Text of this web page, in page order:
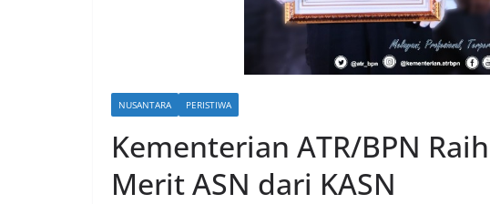
NUSANTARA PERISTIWA
Kementerian ATR/BPN
Merit ASN dari KASN